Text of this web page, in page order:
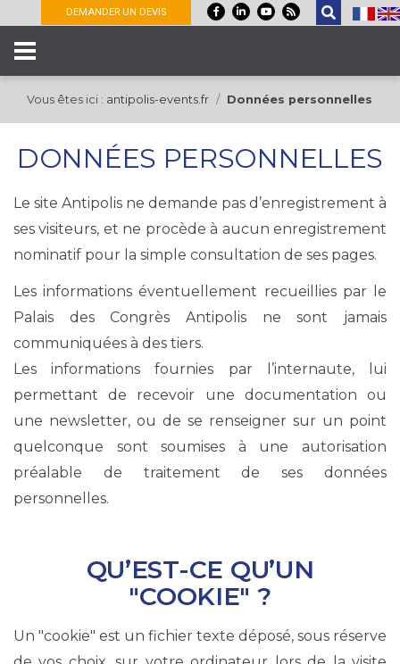
DEMANDER UN DEVIS
Vous êtes ici : antipolis-events.fr Données personnelles
DONNÉES PERSONNELLES
Le site Antipolis ne demande pas d’enregistrement à
ses visiteurs, et ne procède à aucun enregistrement
nominatif pour la simple consultation de ses pages.
Les informations éventuellement recueillies par le
Palais des Congrès Antipolis ne sont jamais
communiquées à des tiers.
Les informations fournies par l’internaute, lui
permettant de recevoir une documentation ou
une newsletter, ou de se renseigner sur un point
quelconque sont soumises à une autorisation
préalable de traitement de ses données
personnelles.
QU’EST-CE QU’UN
"COOKIE" ?
Un "cookie" est un fichier texte déposé, sous réserve
Panneau de gestion des cookies